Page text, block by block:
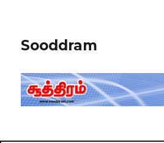
Sooddram